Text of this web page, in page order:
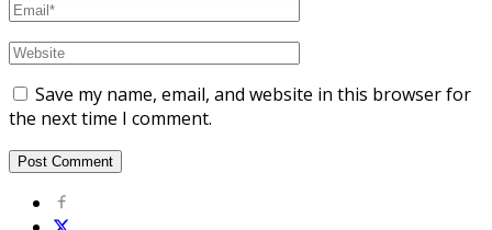
Save my name, email, and website in this browser for
the next time I comment.